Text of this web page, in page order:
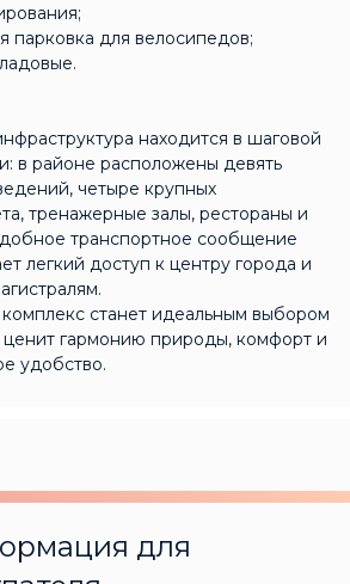
парковка для велосипедов;
находится в шаговой
в районе расположены девять
четыре крупных
тренажерные залы, рестораны и
транспортное сообщение
легкий доступ к центру города и
станет идеальным выбором
ценит гармонию природы, комфорт и
удобство.
для